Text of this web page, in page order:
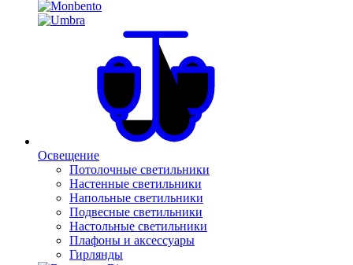
Освещение
Потолочные светильники
Настенные светильники
Напольные светильники
Подвесные светильники
Настольные светильники
Плафоны и аксессуары
Гирлянды